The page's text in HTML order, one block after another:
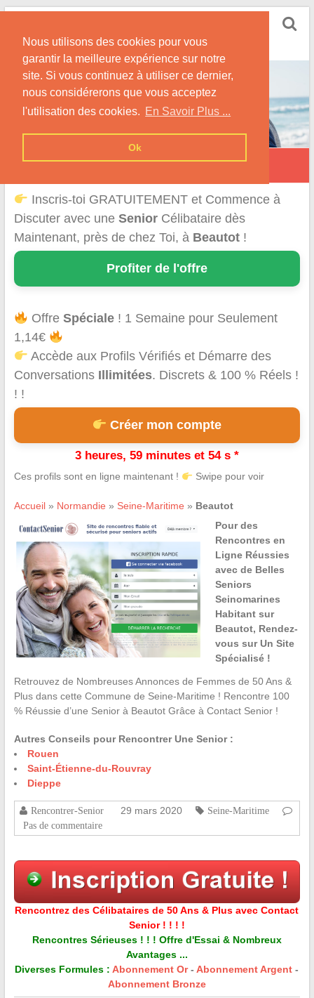
Nous utilisons des cookies pour vous
garantir la meilleure expérience sur notre
site. Si vous continuez à utiliser ce dernier,
nous considérerons que vous acceptez
l'utilisation des cookies. En Savoir Plus ...
Ok
Skip
content
Conseils & Infos pour la Rencontre d'une Senior
Beautot
Inscris-toi GRATUITEMENT et Commence à
Discuter avec une SeniorCélibataire dès
Maintenant, près de chez Toi, à Beautot!
Profiter de l'offre
OffreSpéciale ! 1 Semaine pour Seulement
1,14€
Accède aux Profils Vérifiés et Démarre des
Conversations Illimitées. Discrets & 100 % Réels !
! !
Créer mon compte
3 heures, 59 minutes et 54 s *
Ces profils sont en ligne maintenant ! Swipe pour voir
Accueil» Normandie » Seine-Maritime » Beautot
Pour des
Rencontres en
Ligne Réussies
avec de Belles
Seniors
Seinomarines
Habitant sur
Beautot, Rendez-
vous sur Un Site
Spécialisé !
Retrouvez de Nombreuses Annonces de Femmes de 50 Ans &
Plus dans cette Commune de Seine-Maritime ! Rencontre 100
% Réussie d’une Senior à Beautot Grâce à Contact Senior !
Autres Conseils pour Rencontrer Une Senior :
Rouen
Saint-Étienne-du-Rouvray
Dieppe
Rencontrer-Senior 29 mars 2020
Seine-Maritime
Pas de commentaire
Rencontrez des Célibataires de 50 Ans & Plus avec Contact
Senior ! ! ! !
Rencontres Sérieuses ! ! ! Offre d'Essai & Nombreux
Avantages ...
Diverses Formules : Abonnement Or-Abonnement Argent -
Abonnement Bronze